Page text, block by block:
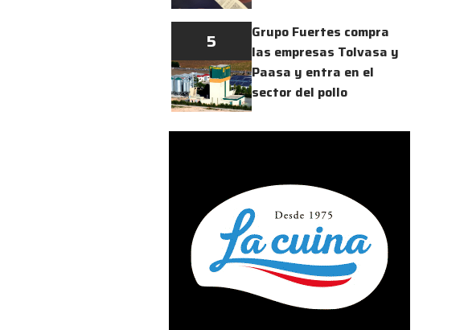
5
Grupo Fuertes compra
las empresas Tolvasa y
Paasa y entra en el
sector del pollo